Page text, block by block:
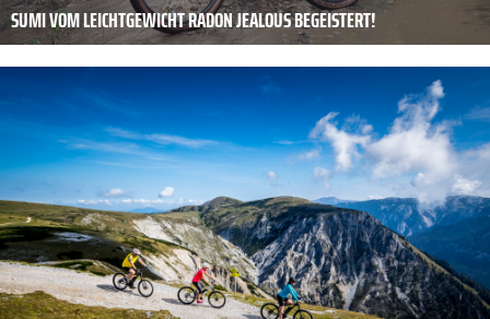
SUMI VOM LEICHTGEWICHT RADON JEALOUS BEGEISTERT!